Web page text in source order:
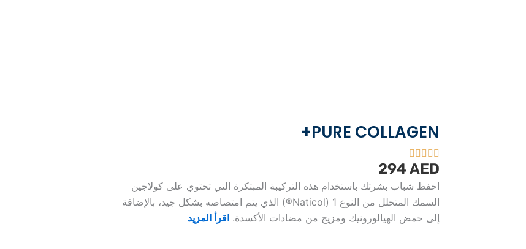
PURE COLLAGEN+
294AED
احفظ شباب بشرتك باستخدام هذه التركيبة المبتكرة التي تحتوي على كولاجين
السمك المتحلل من النوع 1 (Naticol®) الذي يتم امتصاصه بشكل جيد، بالإضافة
إلى حمض الهيالورونيك ومزيج من مضادات الأكسدة. اقرأ المزيد